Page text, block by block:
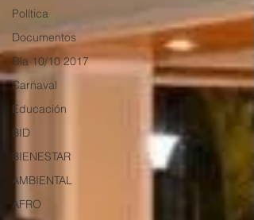
Política
Documentos
Día 10/10 2017
Carnaval
Educación
BID
BIENESTAR
AMBIENTAL
AFRO